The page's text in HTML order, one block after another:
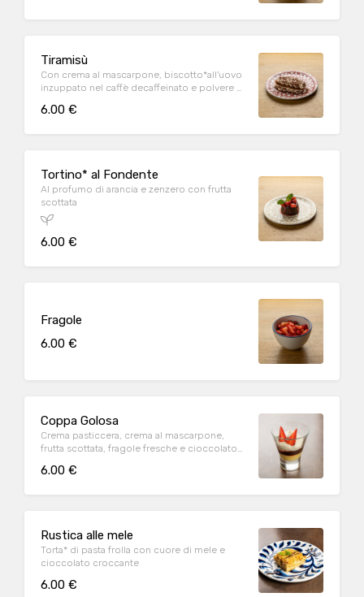
Tiramisù
Con crema al mascarpone, biscotto*all'uovo
inzuppato nel caffè decaffeinato e polvere di
6.00 €
Tortino* al Fondente
Al profumo di arancia e zenzero con frutta
scottata
6.00 €
Fragole
6.00 €
Coppa Golosa
Crema pasticcera, crema al mascarpone,
frutta scottata, fragole fresche e cioccolato
6.00 €
Rustica alle mele
Torta* di pasta frolla con cuore di mele e
cioccolato croccante
6.00 €